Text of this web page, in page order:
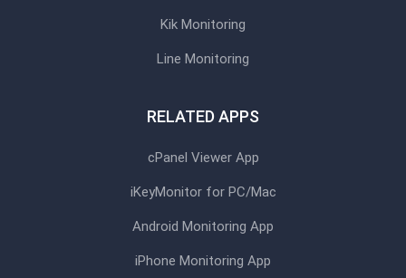
Kik Monitoring
Line Monitoring
RELATED APPS
cPanel Viewer App
iKeyMonitor for PC/Mac
Android Monitoring App
iPhone Monitoring App